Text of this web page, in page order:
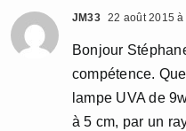
JM33 22 août 2015 à
Bonjour
compétence.
lampe UVA de
à 5 cm, par un